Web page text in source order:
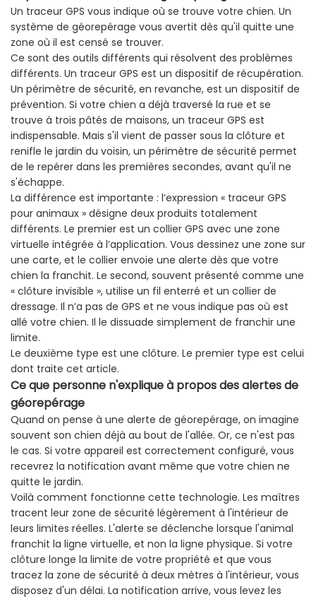
Un traceur GPS vous indique où se trouve votre chien. Un
système de géorepérage vous avertit dès qu'il quitte une
zone où il est censé se trouver.
Ce sont des outils différents qui résolvent des problèmes
différents. Un traceur GPS est un dispositif de récupération.
Un périmètre de sécurité, en revanche, est un dispositif de
prévention. Si votre chien a déjà traversé la rue et se
trouve à trois pâtés de maisons, un traceur GPS est
indispensable. Mais s'il vient de passer sous la clôture et
renifle le jardin du voisin, un périmètre de sécurité permet
de le repérer dans les premières secondes, avant qu'il ne
s'échappe.
La différence est importante : l’expression « traceur GPS
pour animaux » désigne deux produits totalement
différents. Le premier est un collier GPS avec une zone
virtuelle intégrée à l’application. Vous dessinez une zone sur
une carte, et le collier envoie une alerte dès que votre
chien la franchit. Le second, souvent présenté comme une
« clôture invisible », utilise un fil enterré et un collier de
dressage. Il n’a pas de GPS et ne vous indique pas où est
allé votre chien. Il le dissuade simplement de franchir une
limite.
Le deuxième type est une clôture. Le premier type est celui
dont traite cet article.
Ceque personne n'expliqueà proposdesalertesde
géorepérage
Quand on pense à une alerte de géorepérage, on imagine
souvent son chien déjà au bout de l'allée. Or, ce n'est pas
le cas. Si votre appareil est correctement configuré, vous
recevrez la notification avant même que votre chien ne
quitte le jardin.
Voilà comment fonctionne cette technologie. Les maîtres
tracent leur zone de sécurité légèrement à l'intérieur de
leurs limites réelles. L'alerte se déclenche lorsque l'animal
franchit la ligne virtuelle, et non la ligne physique. Si votre
clôture longe la limite de votre propriété et que vous
tracez la zone de sécurité à deux mètres à l'intérieur, vous
disposez d'un délai. La notification arrive, vous levez les